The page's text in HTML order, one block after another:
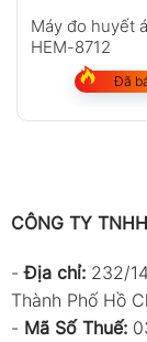
Máy đo huyết
HEM-8712
Đã
CÔNG TY
-Địa chỉ: 232/
Thành Phố Hồ
- Mã Số Thuế: